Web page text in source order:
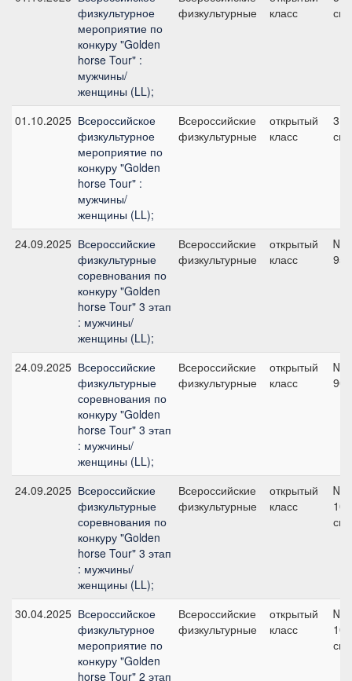
физкультурное
мероприятие по
конкуру "Golden
horse Tour" :
мужчины/
женщины (LL);
физкультурные
класс
см
01.10.2025 Всероссийское
физкультурное
мероприятие по
конкуру "Golden
horse Tour" :
мужчины/
женщины (LL);
Всероссийские
физкультурные
открытый
класс
3,
см
24.09.2025 Всероссийские
физкультурные
соревнования по
конкуру "Golden
horse Tour" 3 этап
: мужчины/
женщины (LL);
Всероссийские
физкультурные
открытый
класс
95
24.09.2025 Всероссийские
физкультурные
соревнования по
конкуру "Golden
horse Tour" 3 этап
: мужчины/
женщины (LL);
Всероссийские
физкультурные
открытый
класс
90
24.09.2025 Всероссийские
физкультурные
соревнования по
конкуру "Golden
horse Tour" 3 этап
: мужчины/
женщины (LL);
Всероссийские
физкультурные
открытый
класс
100
см
30.04.2025 Всероссийское
физкультурное
мероприятие по
конкуру "Golden
horse Tour" 2 этап
Всероссийские
физкультурные
открытый
класс
100
см